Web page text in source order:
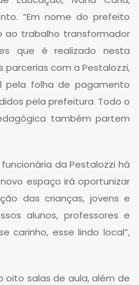
“Em nome do prefeito
ao trabalho transformador
que é realizado nesta
parcerias com a Pestalozzi,
pela folha de pagamento
pela prefeitura. Todo o
também partem
da Pestalozzi há
espaço irá oportunizar
das crianças, jovens e
alunos, professores e
carinho, esse lindo local”,
oito salas de aula, além de